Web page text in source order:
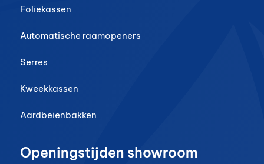
Foliekassen
Automatische raamopeners
Serres
Kweekkassen
Aardbeienbakken
Openingstijden showroom